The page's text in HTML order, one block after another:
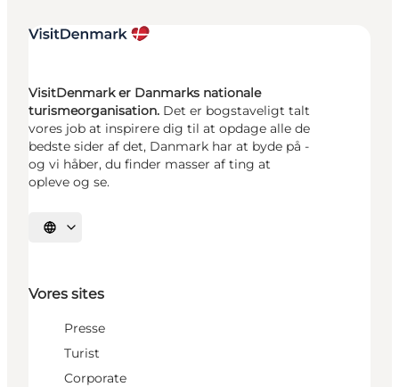
VisitDenmark er Danmarks nationale
turismeorganisation. Det er bogstaveligt talt
vores job at inspirere dig til at opdage alle de
bedste sider af det, Danmark har at byde på -
og vi håber, du finder masser af ting at
opleve og se.
Vælg sprog
Vores sites
Presse
Turist
Corporate